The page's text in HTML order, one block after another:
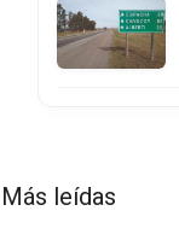
Más leídas